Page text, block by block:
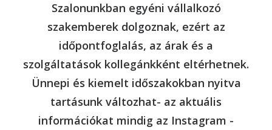
Szalonunkban egyéni vállalkozó
szakemberek dolgoznak, ezért az
időpontfoglalás, az árak és a
szolgáltatások kollegánkként eltérhetnek.
Ünnepi és kiemelt időszakokban nyitva
tartásunk változhat- az aktuális
információkat mindig az Instagram -